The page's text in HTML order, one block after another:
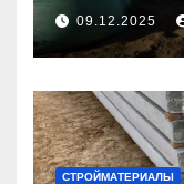
09.12.2025
СТРОЙМАТЕРИАЛЫ